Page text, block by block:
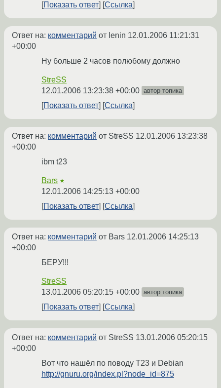
Показать ответ
Ссылка
Ответ на: комментарий от lenin 12.01.2006 11:21:31
+00:00
Ну больше 2 часов полюбому должно
StreSS
12.01.2006 13:23:38 +00:00 автор топика
Показать ответ Ссылка
Ответ на: комментарий от StreSS 12.01.2006 13:23:38
+00:00
ibm t23
Bars ★
12.01.2006 14:25:13 +00:00
Показать ответ
Ссылка
Ответ на: комментарий от Bars 12.01.2006 14:25:13
+00:00
БЕРУ!!!
StreSS
13.01.2006 05:20:15 +00:00 автор топика
Показать ответ Ссылка
Ответ на: комментарий от StreSS 13.01.2006 05:20:15
+00:00
Вот что нашёл по поводу T23 и Debian
http://gnuru.org/index.pl?node_id=875